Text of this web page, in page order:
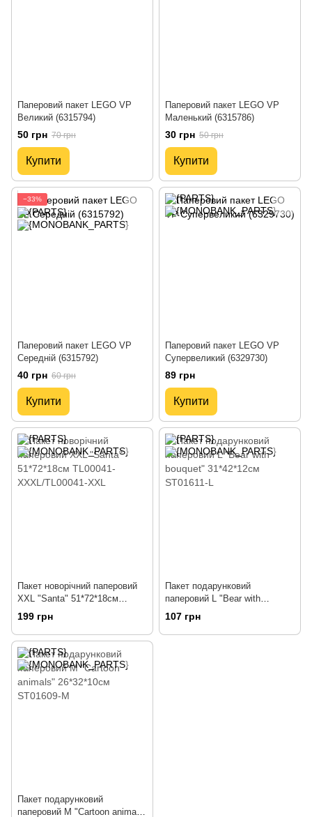
Паперовий пакет LEGO VP
Великий (6315794)
50 грн 70 грн
Купити
Паперовий пакет LEGO VP
Маленький (6315786)
30 грн 50 грн
Купити
−33%
Паперовий пакет LEGO VP
Середній (6315792)
40 грн 60 грн
Купити
Паперовий пакет LEGO VP
Супервеликий (6329730)
89 грн
Купити
Пакет новорічний паперовий
XXL "Santa" 51*72*18см
TL00041-XXXL/TL00041-XXL
199 грн
Пакет подарунковий
паперовий L "Bear with
bouquet" 31*42*12см ST01611-
107 грн
Пакет подарунковий
паперовий M "Сartoon animals"